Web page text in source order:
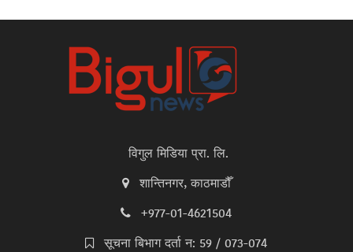
विगुल मिडिया प्रा. लि.
शान्तिनगर, काठमाडौँ
+977-01-4621504
सूचना बिभाग दर्ता न: 59 / 073-074